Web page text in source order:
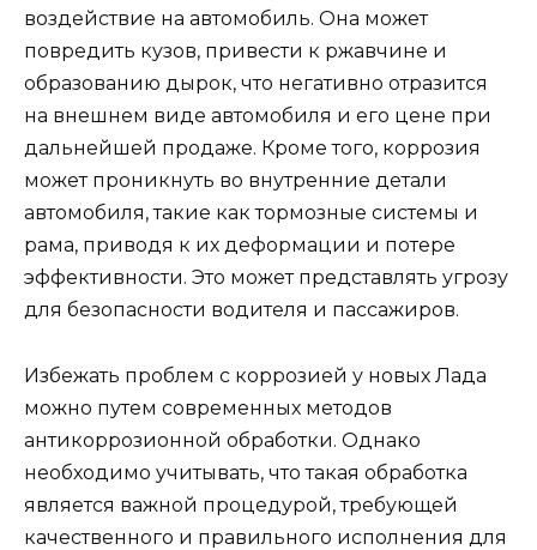
воздействие на автомобиль. Она может
повредить кузов, привести к ржавчине и
образованию дырок, что негативно отразится
на внешнем виде автомобиля и его цене при
дальнейшей продаже. Кроме того, коррозия
может проникнуть во внутренние детали
автомобиля, такие как тормозные системы и
рама, приводя к их деформации и потере
эффективности. Это может представлять угрозу
для безопасности водителя и пассажиров.
Избежать проблем с коррозией у новых Лада
можно путем современных методов
антикоррозионной обработки. Однако
необходимо учитывать, что такая обработка
является важной процедурой, требующей
качественного и правильного исполнения для